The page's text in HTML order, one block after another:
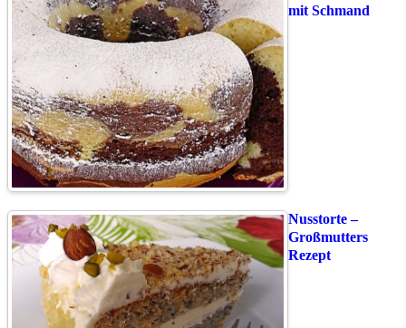
mit Schmand
Nusstorte –
Großmutters
Rezept